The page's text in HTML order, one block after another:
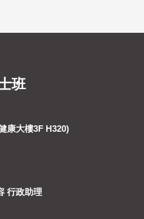
班
康大樓3F H320)
行政助理